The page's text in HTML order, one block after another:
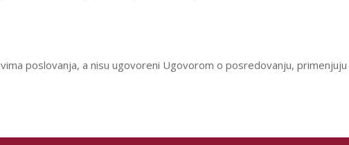
poslovanja, a nisu ugovoreni Ugovorom o posredovanju,